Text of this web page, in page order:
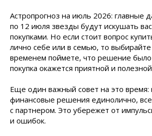
Астропрогноз на июль 2026: главные
по 12 июля звезды будут искушать
покупками. Но если стоит вопрос
лично себе или в семью, то
временем поймете, что решение
покупка окажется приятной и
Еще один важный совет на это время:
финансовые решения единолично,
с партнером. Это убережет от
и ошибок.